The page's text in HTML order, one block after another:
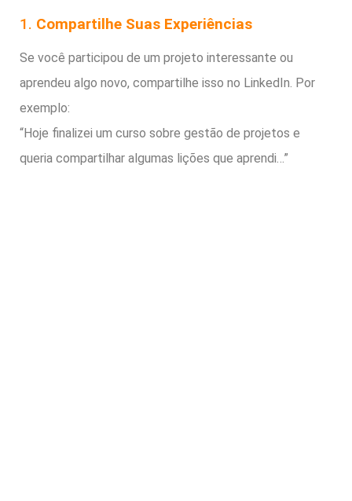
1. Compartilhe Suas Experiências
Se você participou de um projeto interessante ou
aprendeu algo novo, compartilhe isso no LinkedIn. Por
exemplo:
“Hoje finalizei um curso sobre gestão de projetos e
queria compartilhar algumas lições que aprendi…”